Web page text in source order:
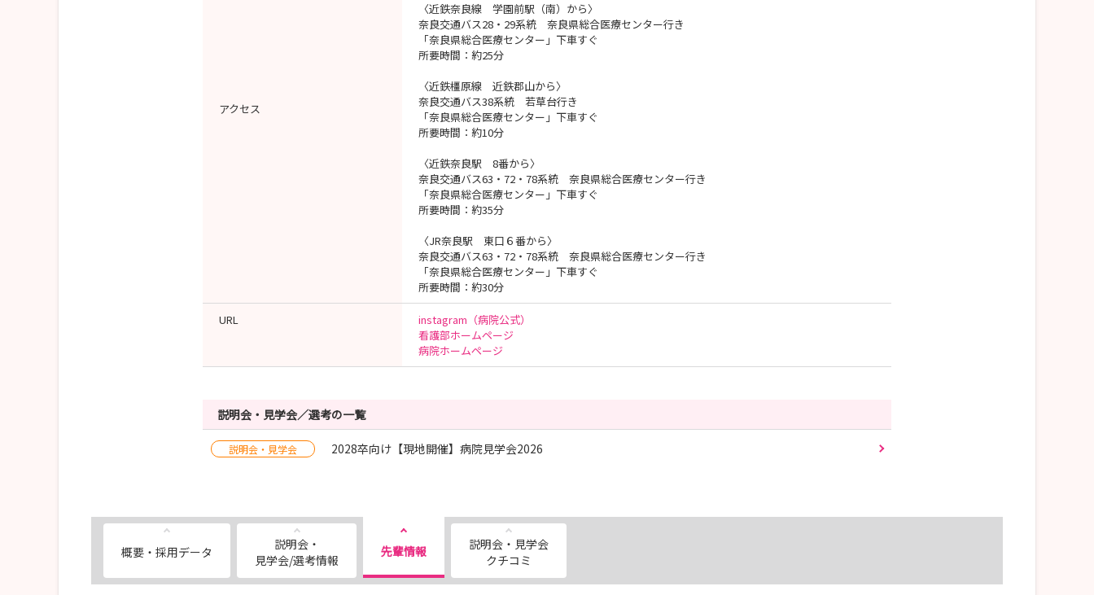
アクセス
〈近鉄奈良線 学園前駅（南）から〉
奈良交通バス28・29系統 奈良県総合医療センター行き
「奈良県総合医療センター」下車すぐ
所要時間：約25分
〈近鉄橿原線 近鉄郡山から〉
奈良交通バス38系統 若草台行き
「奈良県総合医療センター」下車すぐ
所要時間：約10分
〈近鉄奈良駅 8番から〉
奈良交通バス63・72・78系統 奈良県総合医療センター行き
「奈良県総合医療センター」下車すぐ
所要時間：約35分
〈JR奈良駅 東口６番から〉
奈良交通バス63・72・78系統 奈良県総合医療センター行き
「奈良県総合医療センター」下車すぐ
所要時間：約30分
URL
instagram（病院公式）
看護部ホームページ
病院ホームページ
説明会・見学会／選考の一覧
説明会・見学会 2028卒向け【現地開催】病院見学会2026
概要・採用データ
説明会・
見学会/選考情報
先輩情報
説明会・見学会
クチコミ